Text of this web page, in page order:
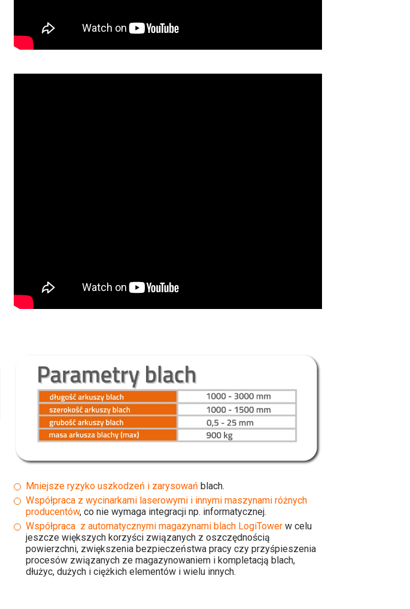
Mniejsze ryzyko uszkodzeń i zarysowań blach.
Współpraca z wycinarkami laserowymi i innymi maszynami różnych
producentów, co nie wymaga integracji np. informatycznej.
Współpraca z automatycznymi magazynami blach LogiTower w celu
jeszcze większych korzyści związanych z oszczędnością
powierzchni, zwiększenia bezpieczeństwa pracy czy przyśpieszenia
procesów związanych ze magazynowaniem i kompletacją blach,
dłużyc, dużych i ciężkich elementów i wielu innych.